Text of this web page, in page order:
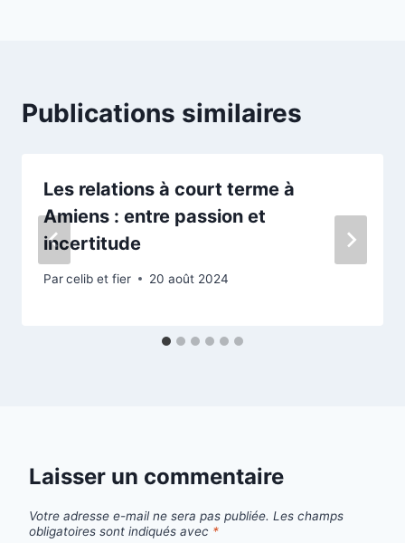
Publications similaires
Les relations à court terme à
Amiens : entre passion et
incertitude
Parcelib et fier 20 août 2024
Laisser un commentaire
Votre adresse e-mail ne sera pas publiée. Les champs
obligatoires sont indiqués avec *